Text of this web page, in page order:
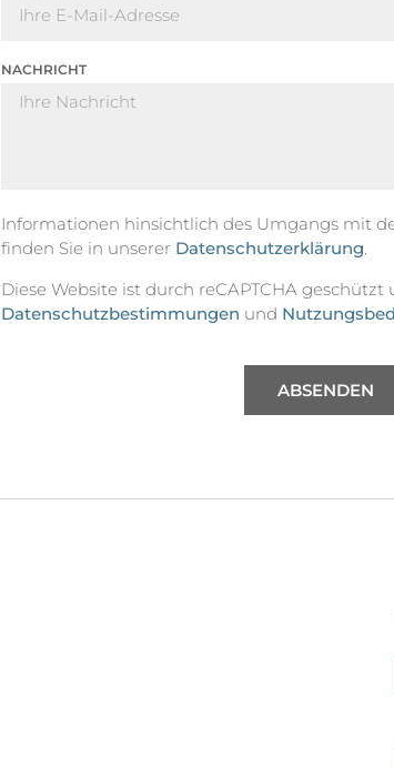
NACHRICHT
Informationen hinsichtlich des Umgangs mit
finden Sie in unserer Datenschutzerklärung.
Diese Website ist durch reCAPTCHA geschützt
Datenschutzbestimmungen und
ABSENDEN